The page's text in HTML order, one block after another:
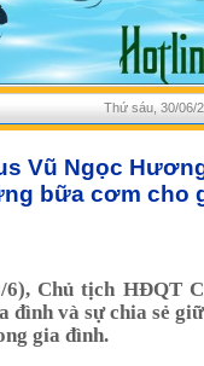
Thứ sáu, 30/06/
Vũ Ngọc
bữa cơm cho
6), Chủ tịch HĐQT
đình và sự chia sẻ
gia đình.